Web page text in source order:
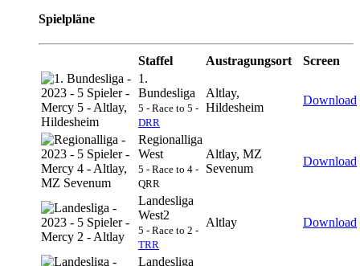
Spielpläne
Staffel Austragungsort
Screen
1.
Bundesliga
5 - Race to 5 -
DRR
Altlay,
Hildesheim
Download
Regionalliga
West
5 - Race to 4 -
QRR
Altlay, MZ
Sevenum
Download
Landesliga
West2
5 - Race to 2 -
TRR
Altlay Download
Landesliga